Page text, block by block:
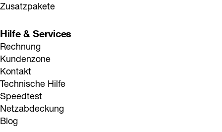
Zusatzpakete
Hilfe & Services
Rechnung
Kundenzone
Kontakt
Technische Hilfe
Speedtest
Netzabdeckung
Blog